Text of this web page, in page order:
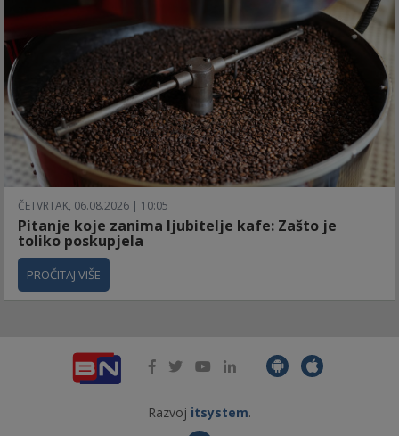
ČETVRTAK, 06.08.2026 | 10:05
Pitanje koje zanima ljubitelje kafe: Zašto je
toliko poskupjela
PROČITAJ VIŠE
Razvoj itsystem.